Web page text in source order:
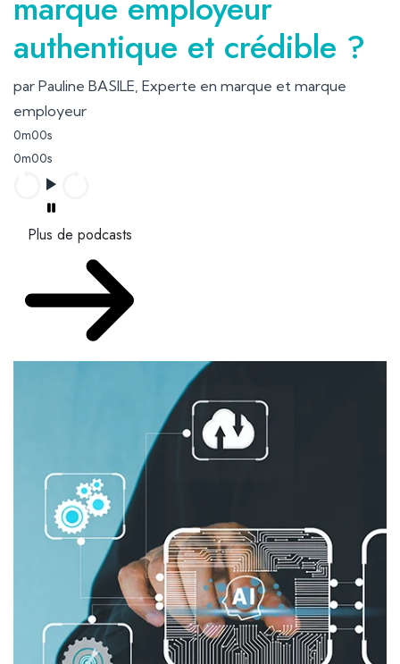
authentique et crédible ?
par Pauline BASILE, Experte en marque et marque
employeur
0m00s
0m00s
Plus de podcasts